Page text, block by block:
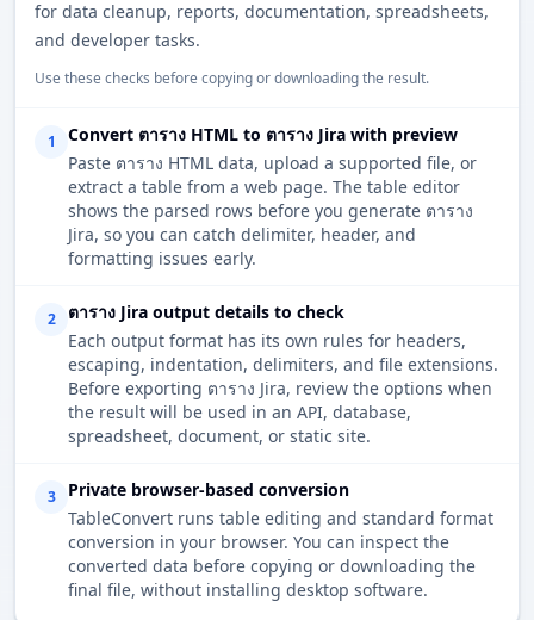
for data cleanup, reports, documentation, spreadsheets,
and developer tasks.
Use these checks before copying or downloading the result.
1
Convert ตาราง HTML to ตาราง Jira with preview
Paste ตาราง HTML data, upload a supported file, or
extract a table from a web page. The table editor
shows the parsed rows before you generate ตาราง
Jira, so you can catch delimiter, header, and
formatting issues early.
2
ตาราง Jira output details to check
Each output format has its own rules for headers,
escaping, indentation, delimiters, and file extensions.
Before exporting ตาราง Jira, review the options when
the result will be used in an API, database,
spreadsheet, document, or static site.
3
Private browser-based conversion
TableConvert runs table editing and standard format
conversion in your browser. You can inspect the
converted data before copying or downloading the
final file, without installing desktop software.